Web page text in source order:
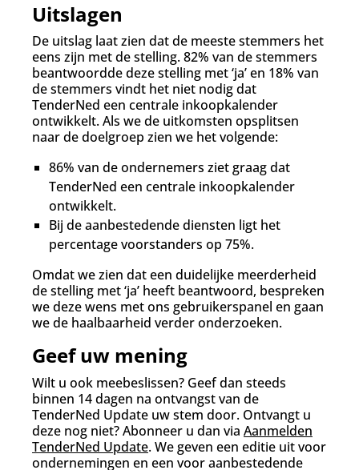
Uitslagen
De uitslag laat zien dat de meeste stemmers het
eens zijn met de stelling. 82% van de stemmers
beantwoordde deze stelling met ‘ja’ en 18% van
de stemmers vindt het niet nodig dat
TenderNed een centrale inkoopkalender
ontwikkelt. Als we de uitkomsten opsplitsen
naar de doelgroep zien we het volgende:
86% van de ondernemers ziet graag dat
TenderNed een centrale inkoopkalender
ontwikkelt.
Bij de aanbestedende diensten ligt het
percentage voorstanders op 75%.
Omdat we zien dat een duidelijke meerderheid
de stelling met ‘ja’ heeft beantwoord, bespreken
we deze wens met ons gebruikerspanel en gaan
we de haalbaarheid verder onderzoeken.
Geef uw mening
Wilt u ook meebeslissen? Geef dan steeds
binnen 14 dagen na ontvangst van de
TenderNed Update uw stem door. Ontvangt u
deze nog niet? Abonneer u dan via Aanmelden
TenderNed Update. We geven een editie uit voor
ondernemingen en een voor aanbestedende